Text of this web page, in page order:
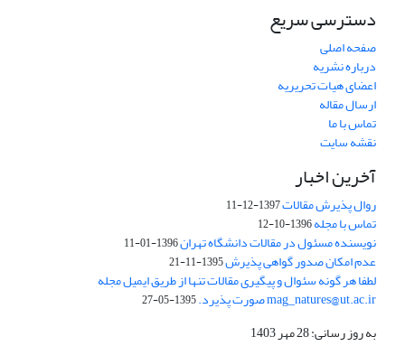
دسترسی سریع
صفحه اصلی
درباره نشریه
اعضای هیات تحریریه
ارسال مقاله
تماس با ما
نقشه سایت
آخرین اخبار
روال پذیرش مقالات1397-12-11
تماس با مجله1396-10-12
نویسنده مسئول در مقالات دانشگاه تهران1396-01-11
عدم امکان صدور گواهی پذیرش1395-11-21
لطفا هر گونه سئوال و پیگیری مقالات تنها از طریق ایمیل مجله
mag_natures@ut.ac.ir صورت پذیرد. 1395-05-27
به روز رسانی: 28 مهر 1403